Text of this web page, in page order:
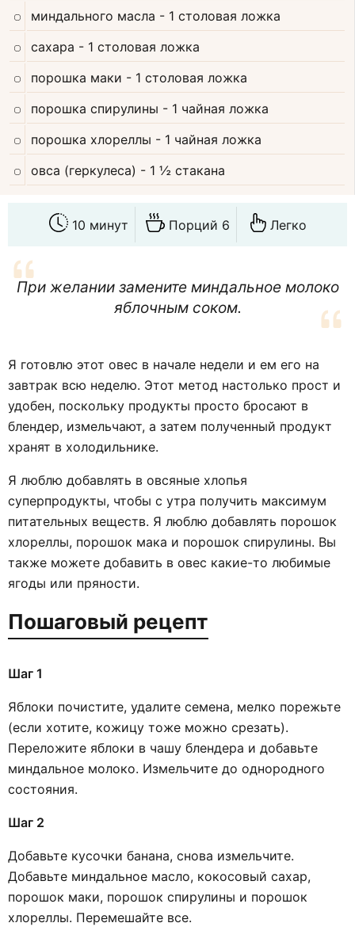
миндального масла - 1 столовая ложка
сахара - 1 столовая ложка
порошка маки - 1 столовая ложка
порошка спирулины - 1 чайная ложка
порошка хлореллы - 1 чайная ложка
овса (геркулеса) - 1 ½ стакана
10 минут Порций 6 Легко
При желании замените миндальное молоко
яблочным соком.
Я готовлю этот овес в начале недели и ем его на
завтрак всю неделю. Этот метод настолько прост и
удобен, поскольку продукты просто бросают в
блендер, измельчают, а затем полученный продукт
хранят в холодильнике.
Я люблю добавлять в овсяные хлопья
суперпродукты, чтобы с утра получить максимум
питательных веществ. Я люблю добавлять порошок
хлореллы, порошок мака и порошок спирулины. Вы
также можете добавить в овес какие-то любимые
ягоды или пряности.
Пошаговый рецепт
Шаг 1
Яблоки почистите, удалите семена, мелко порежьте
(если хотите, кожицу тоже можно срезать).
Переложите яблоки в чашу блендера и добавьте
миндальное молоко. Измельчите до однородного
состояния.
Шаг 2
Добавьте кусочки банана, снова измельчите.
Добавьте миндальное масло, кокосовый сахар,
порошок маки, порошок спирулины и порошок
хлореллы. Перемешайте все.